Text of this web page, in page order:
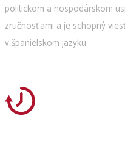
politickom a hospodárskom
zručnosťami a je schopný
v španielskom jazyku.